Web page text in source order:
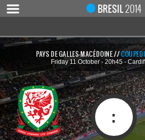
Notice : Undefined index: live [
BRESIL2014
ACCUEIL
ACTUALITÉ
COUPE DU MONDE 2019
MONDIAL 2014
CALENDRIER / RÉSULTATS
PAYS DE GALLES-MACÉDOINE //
Friday 11 October - 20h45 -
: